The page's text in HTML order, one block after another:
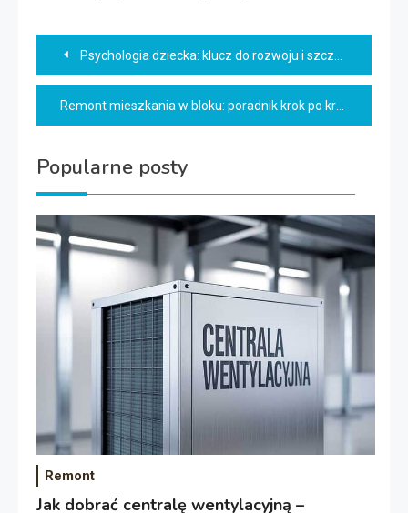
Nawigacja
wpisu
Psychologia dziecka: klucz do rozwoju i szczęścia
Remont mieszkania w bloku: poradnik krok po kroku
Popularne posty
Remont
Jak dobrać centralę wentylacyjną –